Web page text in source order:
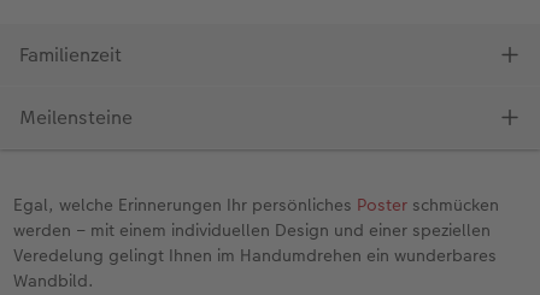
Egal, welche Erinnerungen Ihr persönliches Poster schmücken
werden – mit einem individuellen Design und einer speziellen
Veredelung gelingt Ihnen im Handumdrehen ein wunderbares
Wandbild.